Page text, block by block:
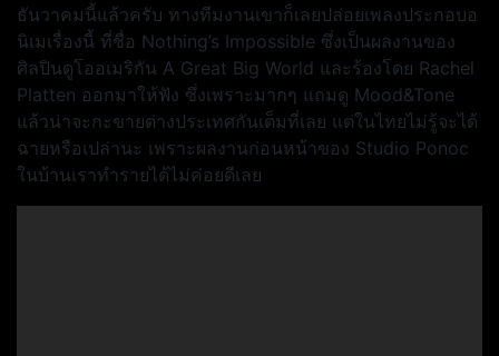
ธันวาคมนี้แล้วครับ ทางทีมงานเขาก็เลยปล่อยเพลงประกอบอ
นิเมเรื่องนี้ ที่ชื่อ Nothing’s Impossible ซึ่งเป็นผลงานของ
ศิลปินดูโออเมริกัน A Great Big World และร้องโดย Rachel
Platten ออกมาให้ฟัง ซึ่งเพราะมากๆ แถมดู Mood&Tone
แล้วน่าจะกะขายต่างประเทศกันเต็มที่เลย แต่ในไทยไม่รู้จะได้
ฉายหรือเปล่านะ เพราะผลงานก่อนหน้าของ Studio Ponoc
ในบ้านเราทำรายได้ไม่ค่อยดีเลย